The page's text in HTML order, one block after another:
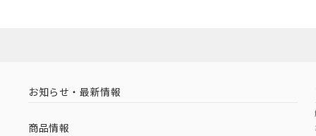
お知らせ・最新情報
商品情報